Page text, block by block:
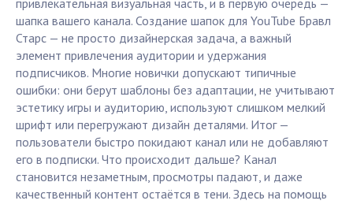
привлекательная визуальная часть, и в первую очередь —
шапка вашего канала. Создание шапок для YouTube Бравл
Старс — не просто дизайнерская задача, а важный
элемент привлечения аудитории и удержания
подписчиков. Многие новички допускают типичные
ошибки: они берут шаблоны без адаптации, не учитывают
эстетику игры и аудиторию, используют слишком мелкий
шрифт или перегружают дизайн деталями. Итог —
пользователи быстро покидают канал или не добавляют
его в подписки. Что происходит дальше? Канал
становится незаметным, просмотры падают, и даже
качественный контент остаётся в тени. Здесь на помощь